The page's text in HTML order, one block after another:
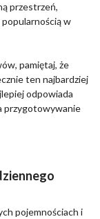
przestrzeń,
w
pamiętaj, że
ten najbardziej
odpowiada
przygotowywanie
pojemnościach i